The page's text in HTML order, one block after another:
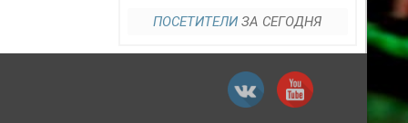
ПОСЕТИТЕЛИ ЗА СЕГОДНЯ